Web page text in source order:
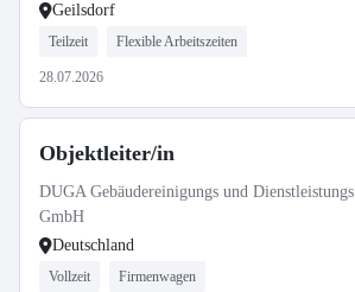
Geilsdorf
Teilzeit Flexible Arbeitszeiten
28.07.2026
Objektleiter/in
DUGA Gebäudereinigungs und Dienstleistungs
GmbH
Deutschland
Vollzeit Firmenwagen